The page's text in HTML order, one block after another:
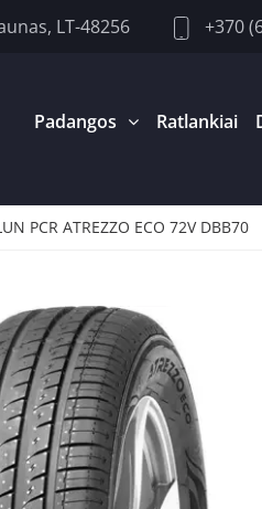
LT-48256 +370
Padangos Ratlankiai
PCR ATREZZO ECO 72V DBB70